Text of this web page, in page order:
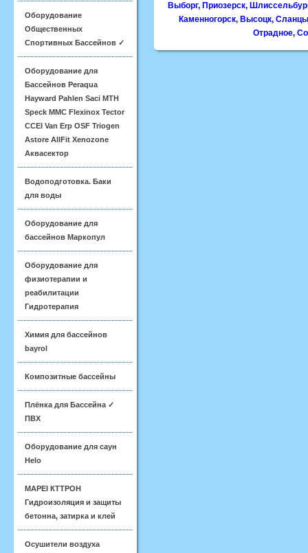
Оборудование
Общественных
Спортивных Бассейнов ✓
Оборудование для
Бассейнов Peraqua
Hayward Pahlen Saci MTH
Speck MMC Flexinox Tector
CCEI Van Erp OSF Triogen
Astore AllFit Xenozone
Аквасектор
Водоподготовка. Баки
для воды
Оборудование для
бассейнов Маркопул
Оборудование для
физиотерапии и
реабилитации
Гидротерапия
Химия для бассейнов
bayrol
Композитные бассейны
Плёнка для Бассейна ✓
ПВХ
Оборудование для саун
Helo
MAPEI КТТРОН
Гидроизоляция и защиты
бетонна, затирка и клей
Осушители воздуха
Выборг, Приозерск,
Каменногорск, Высоцк,
Отрадное,